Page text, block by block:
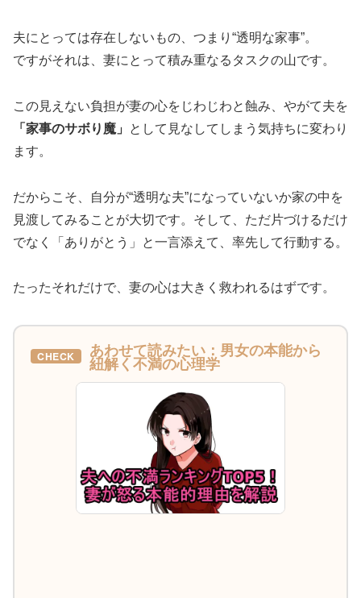
夫にとっては存在しないもの、つまり“透明な家事”。
ですがそれは、妻にとって積み重なるタスクの山です。
この見えない負担が妻の心をじわじわと蝕み、やがて夫を
「家事のサボり魔」
として見なしてしまう気持ちに変わり
ます。
だからこそ、自分が“透明な夫”になっていないか家の中を
見渡してみることが大切です。そして、ただ片づけるだけ
でなく「ありがとう」と一言添えて、率先して行動する。
たったそれだけで、妻の心は大きく救われるはずです。
CHECK あわせて読みたい：男女の本能から
紐解く不満の心理学